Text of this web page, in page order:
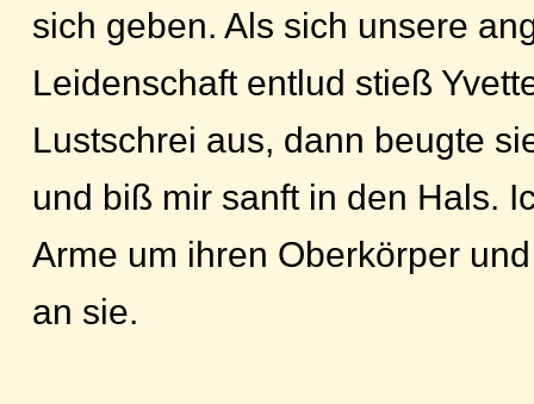
sich geben. Als sich unsere
Leidenschaft entlud stieß
Lustschrei aus, dann beugte
und biß mir sanft in den Hals.
Arme um ihren Oberkörper
an sie.